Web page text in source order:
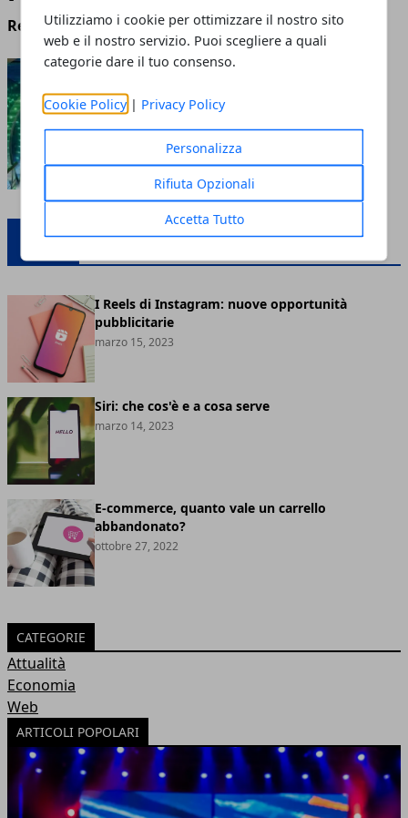
Utilizziamo i cookie per ottimizzare il nostro sito
web e il nostro servizio. Puoi scegliere a quali
categorie dare il tuo consenso.
Cookie Policy | Privacy Policy
Personalizza
Rifiuta Opzionali
Accetta Tutto
Redazione- aprile 21, 2025
Soluzioni LED: I vantaggi di
questa opzione per il
aziendale
settembre 06, 2023
WEB
I Reels di Instagram: nuove opportunità
pubblicitarie
marzo 15, 2023
Siri: che cos'è e a cosa serve
marzo 14, 2023
E-commerce, quanto vale un carrello
abbandonato?
ottobre 27, 2022
CATEGORIE
Attualità
Economia
Web
ARTICOLI POPOLARI